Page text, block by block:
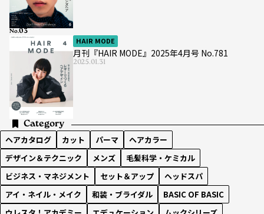
HAIR MODE
月刊『HAIR MODE』2025年4月号 No.781
2025.01.31
No.
Category
ヘアカタログ カット パーマ
ヘアカラー
デザイン＆テクニック
メンズ
毛髪科学・ケミカル
ビジネス・マネジメント
セット＆アップ
ヘッドスパ
アイ・ネイル・メイク
和装・ブライダル
BASIC OF BASIC